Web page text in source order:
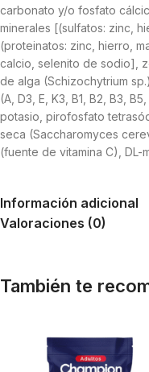
carbonato y/o fosfato
minerales [(sulfatos: zinc,
(proteinatos: zinc, hierro,
calcio, selenito de sodio],
de alga (Schizochytrium
(A, D3, E, K3, B1, B2, B3,
potasio, pirofosfato
seca (Saccharomyces
(fuente de vitamina C), DL-
Información adicional
Valoraciones (0)
También te